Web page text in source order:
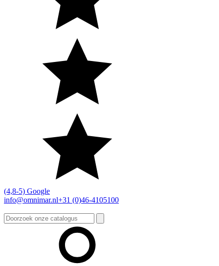
(4,8-5) Google
info@omnimar.nl+31 (0)46-4105100
Zoeken
naar: